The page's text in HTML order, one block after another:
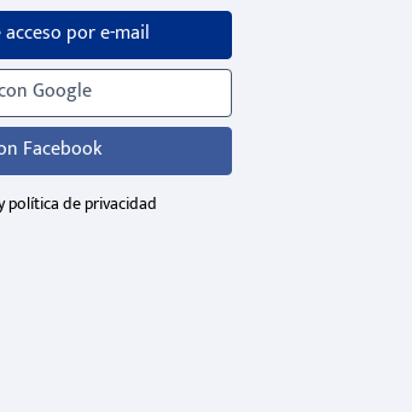
por e-mail
Google
Facebook
política de privacidad